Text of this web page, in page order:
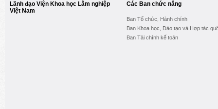
Lãnh đạo Viện Khoa học Lâm nghiệp
Việt Nam
Các Ban chức năng
Ban Tổ chức, Hành chính
Ban Khoa học, Đào tạo và Hợp tác
Ban Tài chính kế toán